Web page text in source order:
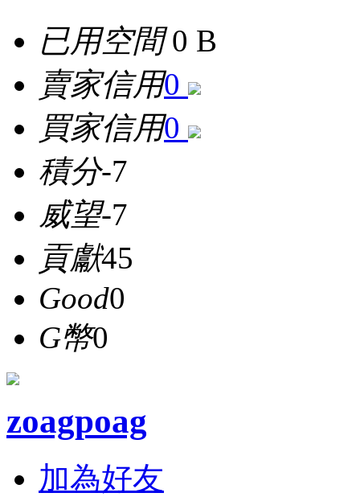
已用空間0 B
賣家信用0
買家信用0
積分-7
威望-7
貢獻45
Good0
G幣0
zoagpoag
加為好友